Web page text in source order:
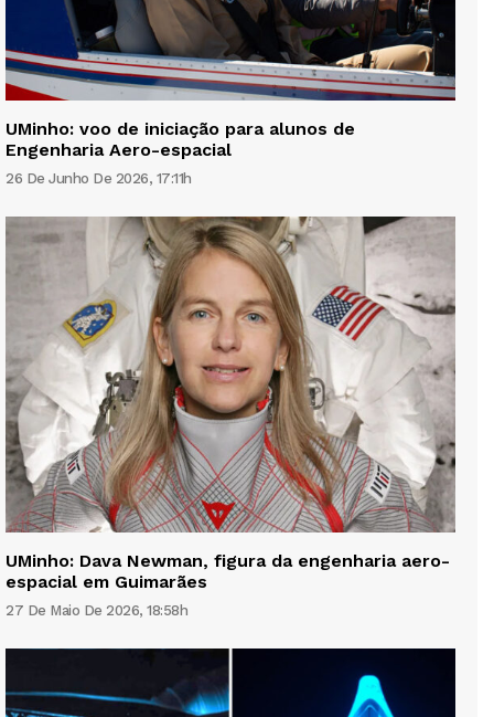
UMinho: voo de iniciação para alunos de
Engenharia Aero-espacial
26 De Junho De 2026, 17:11h
UMinho: Dava Newman, figura da engenharia aero-
espacial em Guimarães
27 De Maio De 2026, 18:58h